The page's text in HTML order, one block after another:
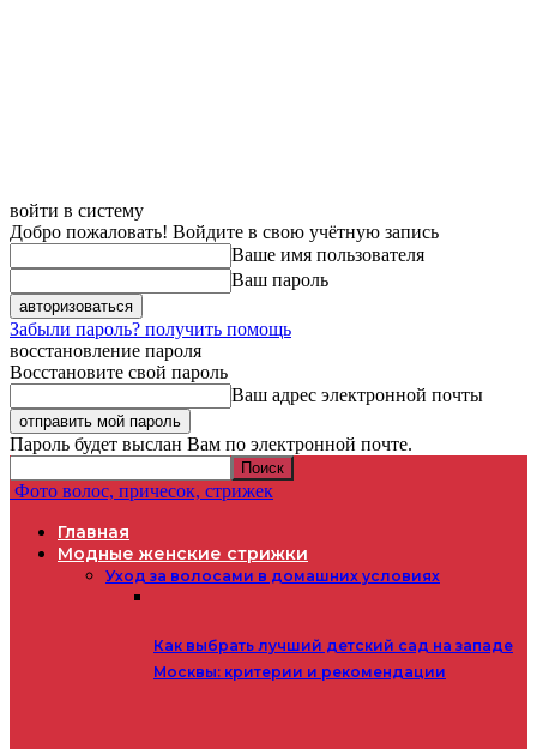
войти в систему
Добро пожаловать! Войдите в свою учётную запись
Ваше имя пользователя
Ваш пароль
Забыли пароль? получить помощь
восстановление пароля
Восстановите свой пароль
Ваш адрес электронной почты
Пароль будет выслан Вам по электронной почте.
Фото волос, причесок, стрижек
Главная
Модные женские стрижки
Уход за волосами в домашних условиях
Как выбрать лучший детский сад на западе
Москвы: критерии и рекомендации